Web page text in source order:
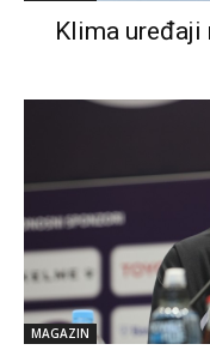
Klima uređaji
MAGAZIN